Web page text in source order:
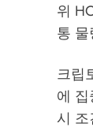
위
통
크립
에
시